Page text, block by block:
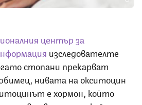
център за
изследователте
стопани прекарват
нивата на окситоцин
е хормон, който